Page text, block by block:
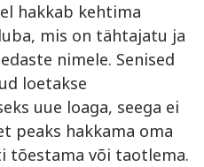
hakkab kehtima
mis on tähtajatu ja
nimele. Senised
loetakse
uue loaga, seega ei
peaks hakkama oma
tõestama või taotlema.